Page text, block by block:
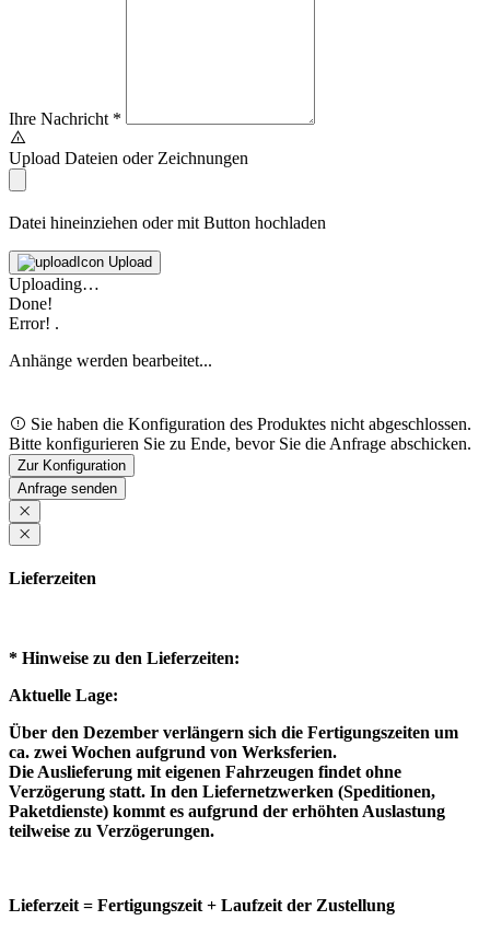
Ihre Nachricht *
Upload Dateien oder Zeichnungen
Datei hineinziehen oder mit Button hochladen
Upload
Uploading…
Done!
Error! .
Anhänge werden bearbeitet...
Sie haben die Konfiguration des Produktes nicht abgeschlossen.
Bitte konfigurieren Sie zu Ende, bevor Sie die Anfrage abschicken.
Zur Konfiguration
Loading...
Anfrage senden
Lieferzeiten
* Hinweise zu den Lieferzeiten:
Aktuelle Lage:
Über den Dezember verlängern sich die Fertigungszeiten um
ca. zwei Wochen aufgrund von Werksferien.
Die Auslieferung mit eigenen Fahrzeugen findet ohne
Verzögerung statt. In den Liefernetzwerken (Speditionen,
Paketdienste) kommt es aufgrund der erhöhten Auslastung
teilweise zu Verzögerungen.
Lieferzeit = Fertigungszeit + Laufzeit der Zustellung